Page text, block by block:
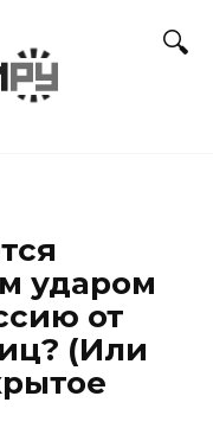
ударом
от
(Или